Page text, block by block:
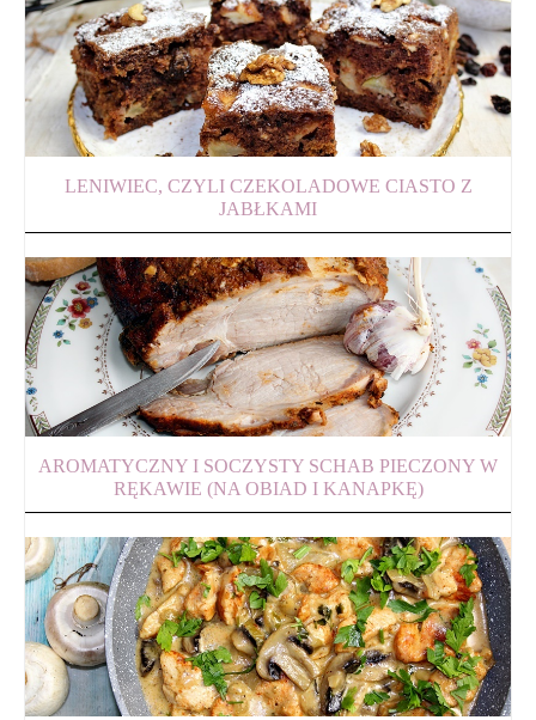
LENIWIEC, CZYLI CZEKOLADOWE CIASTO Z
JABŁKAMI
AROMATYCZNY I SOCZYSTY SCHAB PIECZONY W
RĘKAWIE (NA OBIAD I KANAPKĘ)